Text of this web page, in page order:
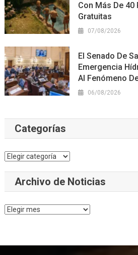
Con Más De 40
Gratuitas
07/08/2026
El Senado De
Emergencia
Al Fenómeno
06/08/2026
Categorías
Categorías
Archivo de Noticias
Archivo